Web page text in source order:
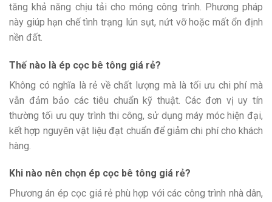
tăng khả năng chịu tải cho móng công trình. Phương pháp
này giúp hạn chế tình trạng lún sụt, nứt vỡ hoặc mất ổn định
nền đất.
Thế nào là ép cọc bê tông giá rẻ?
Không có nghĩa là rẻ về chất lượng mà là tối ưu chi phí mà
vẫn đảm bảo các tiêu chuẩn kỹ thuật. Các đơn vị uy tín
thường tối ưu quy trình thi công, sử dụng máy móc hiện đại,
kết hợp nguyên vật liệu đạt chuẩn để giảm chi phí cho khách
hàng.
Khi nào nên chọn ép cọc bê tông giá rẻ?
Phương án ép cọc giá rẻ phù hợp với các công trình nhà dân,